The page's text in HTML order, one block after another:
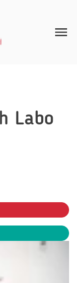
Labo